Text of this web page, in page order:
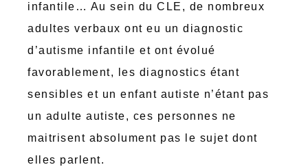
infantile… Au sein du CLE, de nombreux
adultes verbaux ont eu un diagnostic
d’autisme infantile et ont évolué
favorablement, les diagnostics étant
sensibles et un enfant autiste n’étant pas
un adulte autiste, ces personnes ne
maitrisent absolument pas le sujet dont
elles parlent.